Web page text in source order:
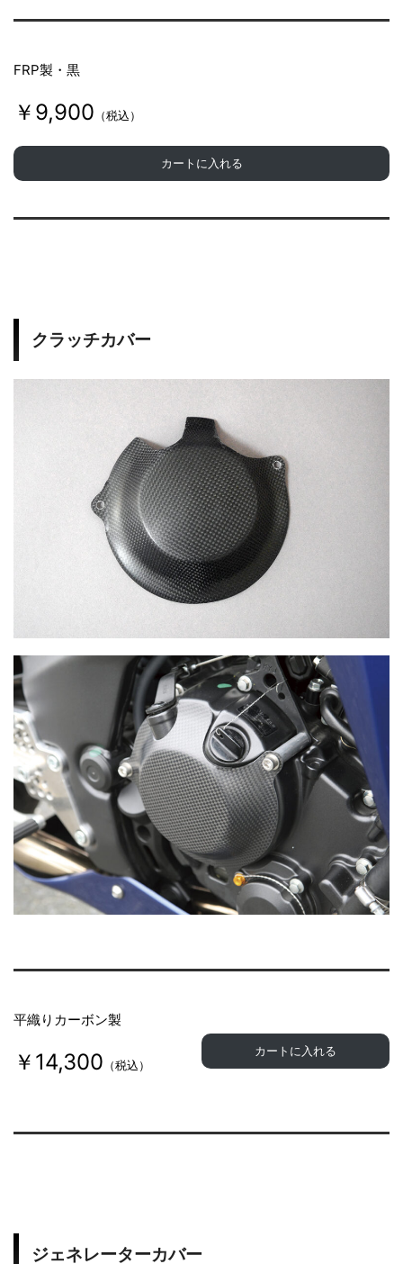
FRP製・黒
￥9,900 （税込）
カートに入れる
クラッチカバー
平織りカーボン製
￥14,300 （税込）
カートに入れる
ジェネレーターカバー